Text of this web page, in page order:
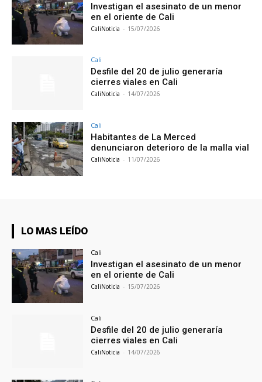
Investigan el asesinato de un menor
en el oriente de Cali
CaliNoticia - 15/07/2026
Cali
Desfile del 20 de julio generaría
cierres viales en Cali
CaliNoticia - 14/07/2026
Cali
Habitantes de La Merced
denunciaron deterioro de la malla vial
CaliNoticia - 11/07/2026
LO MAS LEÍDO
Cali
Investigan el asesinato de un menor
en el oriente de Cali
CaliNoticia - 15/07/2026
Cali
Desfile del 20 de julio generaría
cierres viales en Cali
CaliNoticia - 14/07/2026